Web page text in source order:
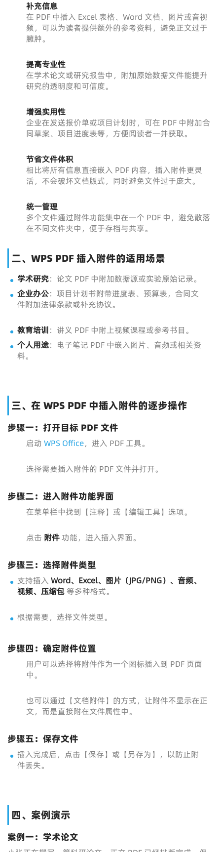
补充信息
在 PDF 中插入 Excel 表格、Word 文档、图片或音视
频，可以为读者提供额外的参考资料，避免正文过于
臃肿。
提高专业性
在学术论文或研究报告中，附加原始数据文件能提升
研究的透明度和可信度。
增强实用性
企业在发送报价单或项目计划时，可在 PDF 中附加合
同草案、项目进度表等，方便阅读者一并获取。
节省文件体积
相比将所有信息直接嵌入 PDF 内容，插入附件更灵
活，不会破坏文档版式，同时避免文件过于庞大。
统一管理
多个文件通过附件功能集中在一个 PDF 中，避免散落
在不同文件夹中，便于存档与共享。
二、WPS PDF 插入附件的适用场景
学术研究：论文 PDF 中附加数据源或实验原始记录。
企业办公：项目计划书附带进度表、预算表，合同文
件附加法律条款或补充协议。
教育培训：讲义 PDF 中附上视频课程或参考书目。
个人用途：电子笔记 PDF 中嵌入图片、音频或相关资
料。
三、在 WPS PDF 中插入附件的逐步操作
步骤一：打开目标 PDF 文件
启动 WPS Office，进入 PDF 工具。
选择需要插入附件的 PDF 文件并打开。
步骤二：进入附件功能界面
在菜单栏中找到【注释】或【编辑工具】选项。
点击 附件功能，进入插入界面。
步骤三：选择附件类型
支持插入 Word、Excel、图片（JPG/PNG）、音频、
视频、压缩包等多种格式。
根据需要，选择文件类型。
步骤四：确定附件位置
用户可以选择将附件作为一个图标插入到 PDF 页面
中。
也可以通过【文档附件】的方式，让附件不显示在正
文，而是直接附在文件属性中。
步骤五：保存文件
插入完成后，点击【保存】或【另存为】，以防止附
件丢失。
四、案例演示
案例一：学术论文